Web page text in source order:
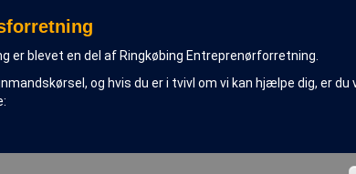
er blevet en del af Ringkøbing Entreprenørforretning.
og hvis du er i tvivl om vi kan hjælpe dig, er